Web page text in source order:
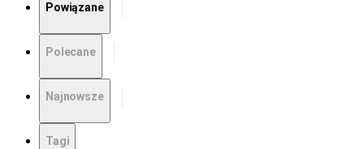
Powiązane
Polecane
Najnowsze
Tagi